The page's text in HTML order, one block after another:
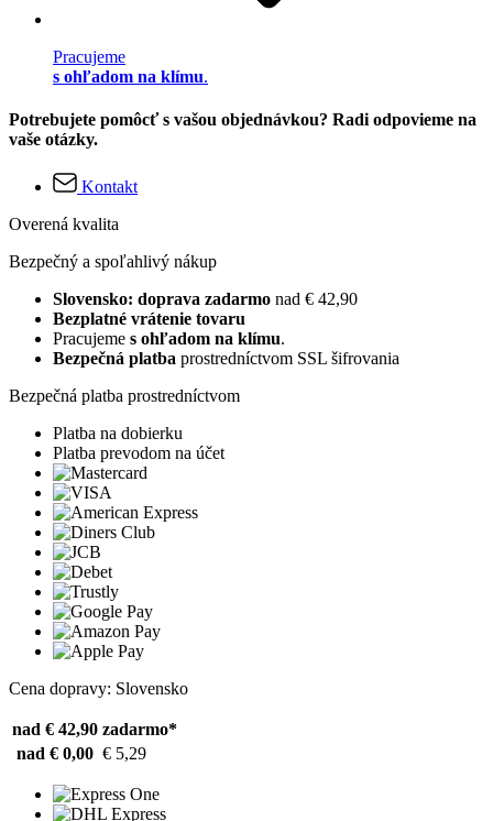
Pracujeme
s ohľadom na klímu.
Potrebujete pomôcť s vašou objednávkou? Radi odpovieme na
vaše otázky.
Kontakt
Overená kvalita
Bezpečný a spoľahlivý nákup
Slovensko: doprava zadarmo nad € 42,90
Bezplatné vrátenie tovaru
Pracujeme s ohľadom na klímu.
Bezpečná platba prostredníctvom SSL šifrovania
Bezpečná platba prostredníctvom
Platba na dobierku
Platba prevodom na účet
Cena dopravy: Slovensko
nad € 42,90 zadarmo*
nad € 0,00 € 5,29